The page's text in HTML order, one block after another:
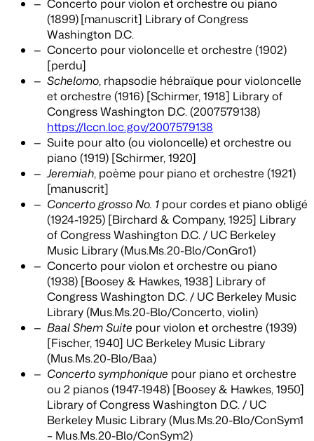
Concerto pour violon et orchestre ou piano
(1899)[manuscrit] Library of Congress
Washington D.C.
Concerto pour violoncelle et orchestre (1902)
[perdu]
Schelomo, rhapsodie hébraïque pour violoncelle
et orchestre (1916) [Schirmer, 1918] Library of
Congress Washington D.C. (2007579138)
https://lccn.loc.gov/2007579138
Suite pour alto (ou violoncelle) et orchestre ou
piano (1919) [Schirmer, 1920]
Jeremiah, poème pour piano et orchestre (1921)
[manuscrit]
Concerto grosso No. 1 pour cordes et piano obligé
(1924-1925) [Birchard & Company, 1925] Library
of Congress Washington D.C. / UC Berkeley
Music Library (Mus.Ms.20-Blo/ConGro1)
Concerto pour violon et orchestre ou piano
(1938) [Boosey & Hawkes, 1938] Library of
Congress Washington D.C. / UC Berkeley Music
Library (Mus.Ms.20-Blo/Concerto, violin)
Baal Shem Suite pour violon et orchestre (1939)
[Fischer, 1940] UC Berkeley Music Library
(Mus.Ms.20-Blo/Baa)
Concerto symphonique pour piano et orchestre
ou 2 pianos (1947-1948) [Boosey & Hawkes, 1950]
Library of Congress Washington D.C. / UC
Berkeley Music Library (Mus.Ms.20-Blo/ConSym1
– Mus.Ms.20-Blo/ConSym2)